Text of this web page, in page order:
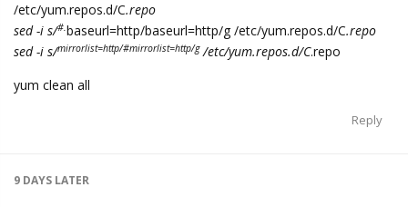
/etc/yum.repos.d/C.repo
sed -i s/#.baseurl=http/baseurl=http/g /etc/yum.repos.d/C.repo
sed -i s/mirrorlist=http/#mirrorlist=http/g/etc/yum.repos.d/C.repo
yum clean all
Reply
9 DAYS LATER